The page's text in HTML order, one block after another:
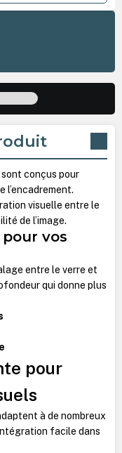
conçus pour
l’encadrement.
visuelle entre le
de l’image.
vos
entre le verre et
qui donne plus
pour
à de nombreux
facile dans